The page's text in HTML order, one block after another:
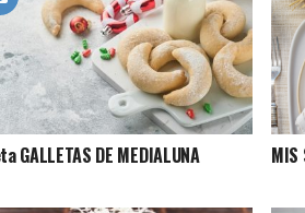
GALLETAS DE MEDIALUNA MIS